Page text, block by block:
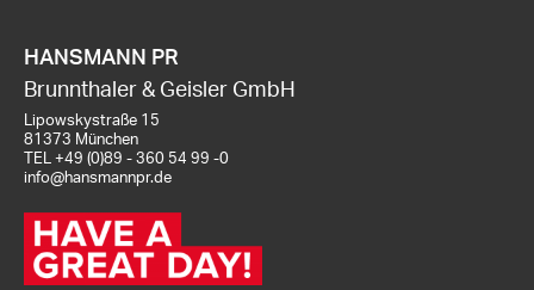
HANSMANN PR
Brunnthaler & Geisler GmbH
Lipowskystraße 15
81373 München
TEL +49 (0)89 - 360 54 99 -0
info@hansmannpr.de